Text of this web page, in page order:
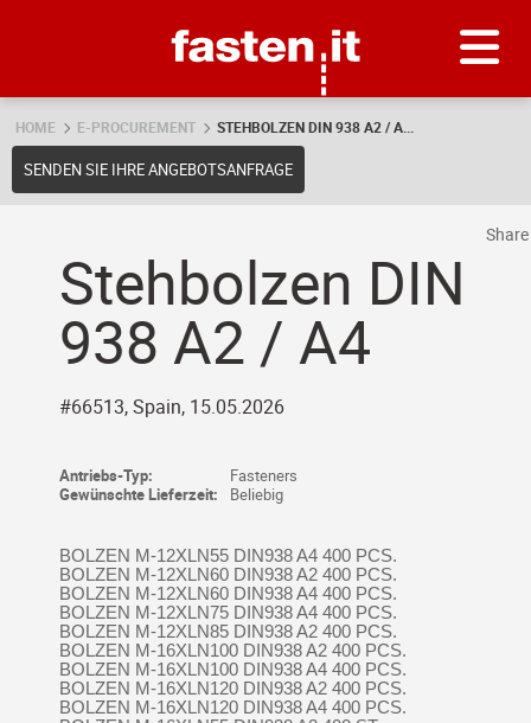
HOME E-PROCUREMENT STEHBOLZEN DIN 938 A2 / A...
SENDEN SIE IHRE ANGEBOTSANFRAGE
Stehbolzen DIN
938 A2 / A4
#66513, Spain, 15.05.2026
Antriebs-Typ:
Fasteners
Gewünschte Lieferzeit:
Beliebig
BOLZEN M-12XLN55 DIN938 A4 400 PCS.
BOLZEN M-12XLN60 DIN938 A2 400 PCS.
BOLZEN M-12XLN60 DIN938 A4 400 PCS.
BOLZEN M-12XLN75 DIN938 A4 400 PCS.
BOLZEN M-12XLN85 DIN938 A2 400 PCS.
BOLZEN M-16XLN100 DIN938 A2 400 PCS.
BOLZEN M-16XLN100 DIN938 A4 400 PCS.
BOLZEN M-16XLN120 DIN938 A2 400 PCS.
BOLZEN M-16XLN120 DIN938 A4 400 PCS.
Share